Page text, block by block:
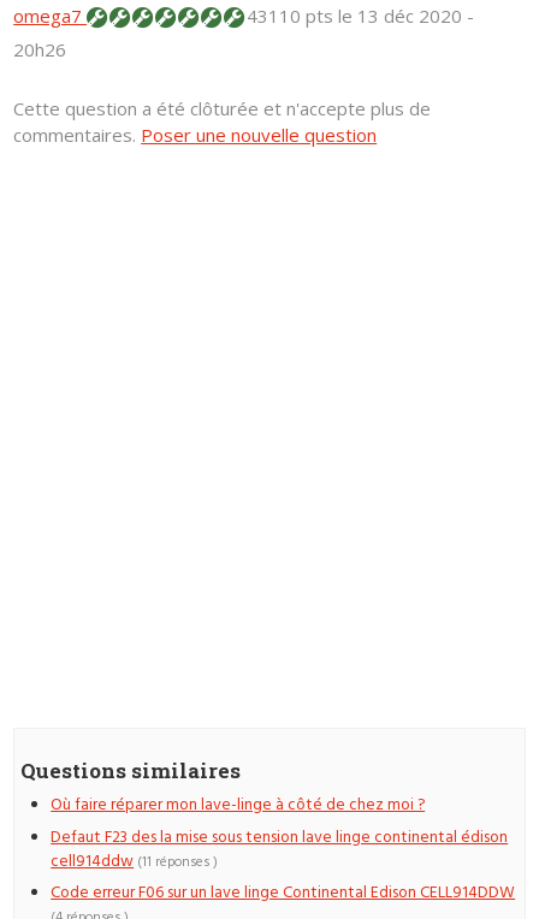
omega7
43110 ptsle 13 déc 2020 -
20h26
Cette question a été clôturée et n'accepte plus de
commentaires. Poser une nouvelle question
Questions similaires
Où faire réparer mon lave-linge à côté de chez moi ?
Defaut F23 des la mise sous tension lave linge continental édison
cell914ddw (11 réponses )
Code erreur F06 sur un lave linge Continental Edison CELL914DDW